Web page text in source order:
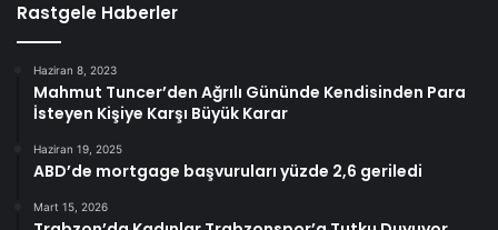
Rastgele Haberler
Haziran 8, 2023
Mahmut Tuncer’den Ağrılı Gününde Kendisinden Para
İsteyen Kişiye Karşı Büyük Karar
Haziran 19, 2025
ABD’de mortgage başvuruları yüzde 2,6 geriledi
Mart 15, 2026